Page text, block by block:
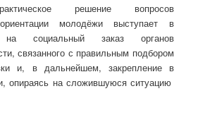
решение вопросов
молодёжи выступает в
на социальный заказ органов
связанного с правильным подбором
и, в дальнейшем, закрепление в
опираясь на сложившуюся ситуацию